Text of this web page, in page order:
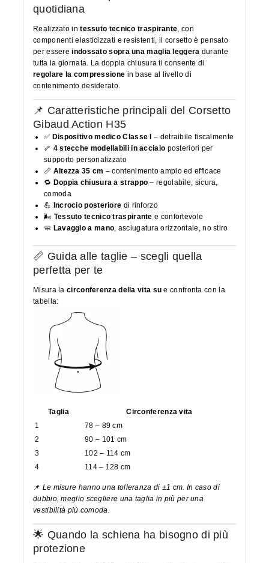
quotidiana
Realizzato intessuto tecnico traspirante , con
componenti elasticizzati e resistenti, il corsetto è pensato
per essereindossato sopra una maglia leggera durante
tutta la giornata. La doppia chiusura ti consente di
regolare la compressione in base al livello di
contenimento desiderato.
📌 Caratteristiche principali del Corsetto
Gibaud Action H35
✅ Dispositivo medico Classe I – detraibile fiscalmente
🦴 4 stecche modellabili in acciaio posteriori per
supporto personalizzato
📏 Altezza 35 cm – contenimento ampio ed efficace
🔁 Doppia chiusura a strappo – regolabile, sicura,
comoda
💪 Incrocio posteriore di rinforzo
🌬 Tessuto tecnico traspirante e confortevole
🧼 Lavaggio a mano , asciugatura orizzontale, no stiro
📏 Guida alle taglie – scegli quella
perfetta per te
Misura la circonferenza della vita sue confronta con la
tabella:
Taglia
Circonferenza vita
1
78 – 89 cm
2
90 – 101 cm
3
102 – 114 cm
4
114 – 128 cm
📌 Le misure hanno una tolleranza di ±1 cm. In caso di
dubbio, meglio scegliere una taglia in più per una
vestibilità più comoda.
🌟 Quando la schiena ha bisogno di più
protezione